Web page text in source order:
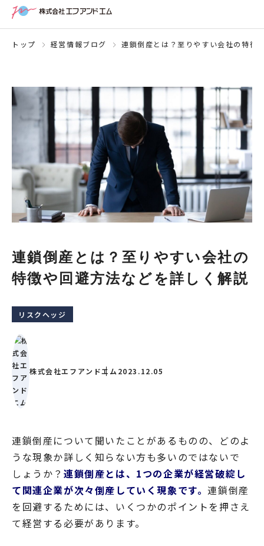
トップ 経営情報ブログ 連鎖倒産とは？至りやすい会社の特徴
連鎖倒産とは？至りやすい会社の
特徴や回避方法などを詳しく解説
リスクヘッジ
株式会社エフアンドエム 2023.12.05
連鎖倒産について聞いたことがあるものの、どのよ
うな現象か詳しく知らない方も多いのではないで
しょうか？ 連鎖倒産とは、1つの企業が経営破綻し
て関連企業が次々倒産していく現象です。連鎖倒産
を回避するためには、いくつかのポイントを押さえ
て経営する必要があります。